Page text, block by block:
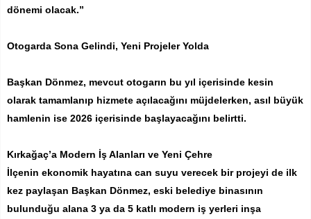
dönemi olacak.”
Otogarda Sona Gelindi, Yeni Projeler Yolda
Başkan Dönmez, mevcut otogarın bu yıl içerisinde kesin
olarak tamamlanıp hizmete açılacağını müjdelerken, asıl büyük
hamlenin ise 2026 içerisinde başlayacağını belirtti.
Kırkağaç’a Modern İş Alanları ve Yeni Çehre
İlçenin ekonomik hayatına can suyu verecek bir projeyi de ilk
kez paylaşan Başkan Dönmez, eski belediye binasının
bulunduğu alana 3 ya da 5 katlı modern iş yerleri inşa